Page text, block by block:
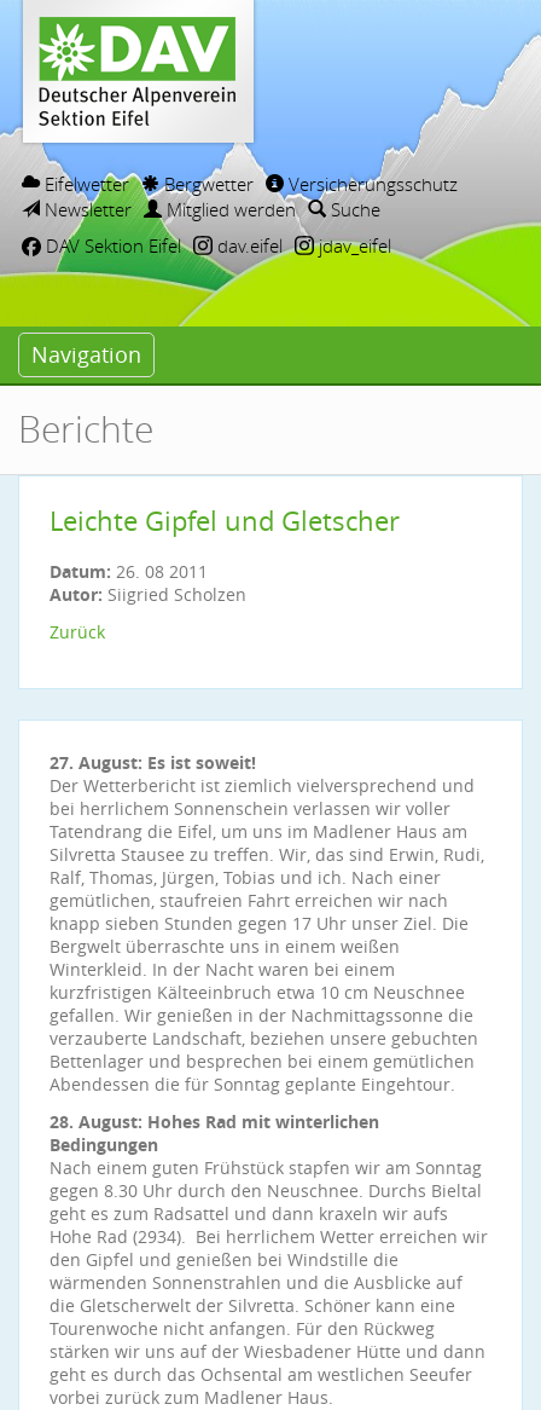
Eifelwetter Bergwetter
Versicherungsschutz
Newsletter
Mitglied werden
Suche
DAV Sektion Eifel
dav.eifel jdav_eifel
Navigation
Berichte
Leichte Gipfel und Gletscher
Datum: 26. 08 2011
Autor: Siigried Scholzen
Zurück
27. August: Es ist soweit!
Der Wetterbericht ist ziemlich vielversprechend und
bei herrlichem Sonnenschein verlassen wir voller
Tatendrang die Eifel, um uns im Madlener Haus am
Silvretta Stausee zu treffen. Wir, das sind Erwin, Rudi,
Ralf, Thomas, Jürgen, Tobias und ich. Nach einer
gemütlichen, staufreien Fahrt erreichen wir nach
knapp sieben Stunden gegen 17 Uhr unser Ziel. Die
Bergwelt überraschte uns in einem weißen
Winterkleid. In der Nacht waren bei einem
kurzfristigen Kälteeinbruch etwa 10 cm Neuschnee
gefallen. Wir genießen in der Nachmittagssonne die
verzauberte Landschaft, beziehen unsere gebuchten
Bettenlager und besprechen bei einem gemütlichen
Abendessen die für Sonntag geplante Eingehtour.
28. August: Hohes Rad mit winterlichen
Bedingungen
Nach einem guten Frühstück stapfen wir am Sonntag
gegen 8.30 Uhr durch den Neuschnee. Durchs Bieltal
geht es zum Radsattel und dann kraxeln wir aufs
Hohe Rad (2934). Bei herrlichem Wetter erreichen wir
den Gipfel und genießen bei Windstille die
wärmenden Sonnenstrahlen und die Ausblicke auf
die Gletscherwelt der Silvretta. Schöner kann eine
Tourenwoche nicht anfangen. Für den Rückweg
stärken wir uns auf der Wiesbadener Hütte und dann
geht es durch das Ochsental am westlichen Seeufer
vorbei zurück zum Madlener Haus.